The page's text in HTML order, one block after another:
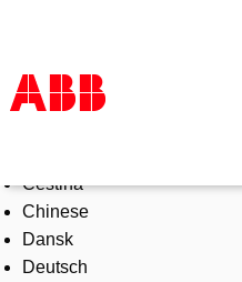
Products & Solutions
Industries
Services
About us
Čeština
Chinese
Dansk
Deutsch